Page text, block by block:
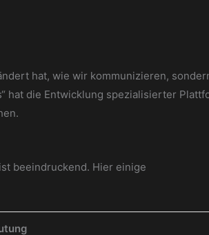
hat, wie wir kommunizieren,
hat die Entwicklung spezialisierter
beeindruckend. Hier einige